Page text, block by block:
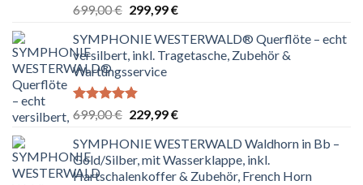
Bewertet
4.80
von 5
699,00€ Ursprünglicher
war:
699,00 €
299,99€Aktueller
ist:
299,99 €.
SYMPHONIE WESTERWALD® Querflöte – echt
versilbert, inkl. Tragetasche, Zubehör &
Wartungsservice
Bewertet
4.83
von 5
699,00€ Ursprünglicher
war:
699,00 €
229,99€Aktueller
ist:
229,99 €.
SYMPHONIE WESTERWALD Waldhorn in Bb –
Gold/Silber, mit Wasserklappe, inkl.
Hartschalenkoffer & Zubehör, French Horn